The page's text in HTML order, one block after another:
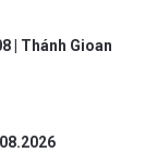
| Thánh Gioan